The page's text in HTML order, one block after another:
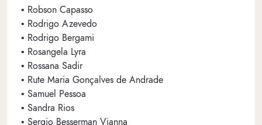
• Robson Capasso
• Rodrigo Azevedo
• Rodrigo Bergami
• Rosangela Lyra
• Rossana Sadir
• Rute Maria Gonçalves de Andrade
• Samuel Pessoa
• Sandra Rios
• Sergio Besserman Vianna